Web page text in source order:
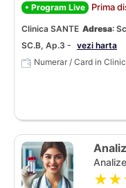
• Program Live Prima
Clinica SANTE Adresa:
SC.B, Ap.3 - vezi harta
Numerar / Card in